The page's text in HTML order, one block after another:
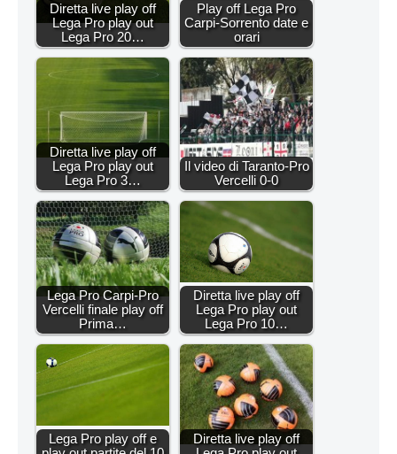
Diretta live play off
Lega Pro play out
Lega Pro 20…
Play off Lega Pro
Carpi-Sorrento date e
orari
Diretta live play off
Lega Pro play out
Lega Pro 3…
Il video di Taranto-Pro
Vercelli 0-0
Lega Pro Carpi-Pro
Vercelli finale play off
Prima…
Diretta live play off
Lega Pro play out
Lega Pro 10…
Lega Pro play off e
Diretta live play off